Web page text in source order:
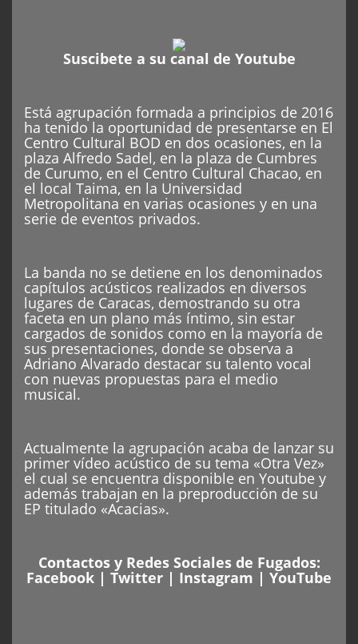
Suscibete a su canal de Youtube
Está agrupación formada a principios de 2016
ha tenido la oportunidad de presentarse en El
Centro Cultural BOD en dos ocasiones, en la
plaza Alfredo Sadel, en la plaza de Cumbres
de Curumo, en el Centro Cultural Chacao, en
el local Taima, en la Universidad
Metropolitana en varias ocasiones y en una
serie de eventos privados.
La banda no se detiene en los denominados
capítulos acústicos realizados en diversos
lugares de Caracas, demostrando su otra
faceta en un plano más íntimo, sin estar
cargados de sonidos como en la mayoría de
sus presentaciones, donde se observa a
Adriano Alvarado destacar su talento vocal
con nuevas propuestas para el medio
musical.
Actualmente la agrupación acaba de lanzar su
primer vídeo acústico de su tema «Otra Vez»
el cual se encuentra disponible en Youtube y
además trabajan en la preproducción de su
EP titulado «Acacias».
Contactos y Redes Sociales de Fugados:
Facebook | Twitter | Instagram | YouTube